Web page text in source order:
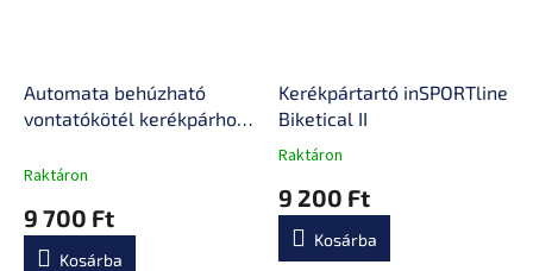
Automata behúzható
vontatókötél kerékpárhoz
összeszerelés nélküli
kötéltekercselés
Raktáron
9 700 Ft
Kosárba
Kerékpártartó inSPORTline
Biketical II
A
átlagos
értékelése
Raktáron
9 200 Ft
Kosárba